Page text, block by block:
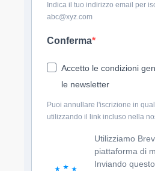
Indica il tuo indirizzo email per
abc@xyz.com
Conferma
Accetto le condizioni
le newsletter
Puoi annullare l'iscrizione in
utilizzando il link incluso nella
Utilizziamo
piattaforma di
Inviando